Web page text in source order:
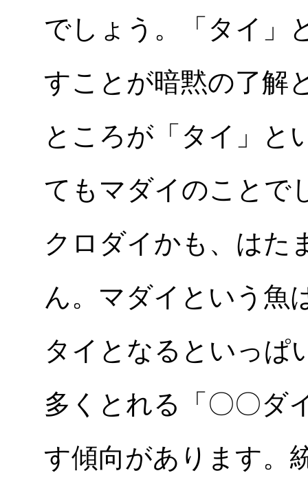
でしょう。「タイ」
すことが暗黙の了解
ところが「タイ」と
てもマダイのことで
クロダイかも、はた
ん。マダイという魚
タイとなるといっぱ
多くとれる「〇〇ダ
す傾向があります。